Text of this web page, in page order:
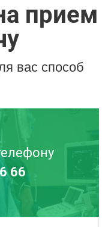
прием
вас способ
66